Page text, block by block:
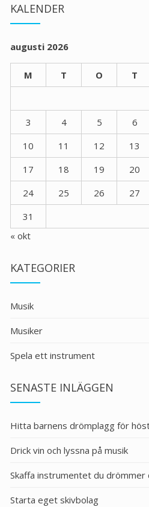
KALENDER
augusti 2026
M T O T
3
4 5 6
10
11 12 13
17
18 19 20
24
25 26 27
31
« okt
KATEGORIER
Musik
Musiker
Spela ett instrument
SENASTE INLÄGGEN
Hitta barnens drömplagg för
Drick vin och lyssna på musik
Skaffa instrumentet du drömmer
Starta eget skivbolag